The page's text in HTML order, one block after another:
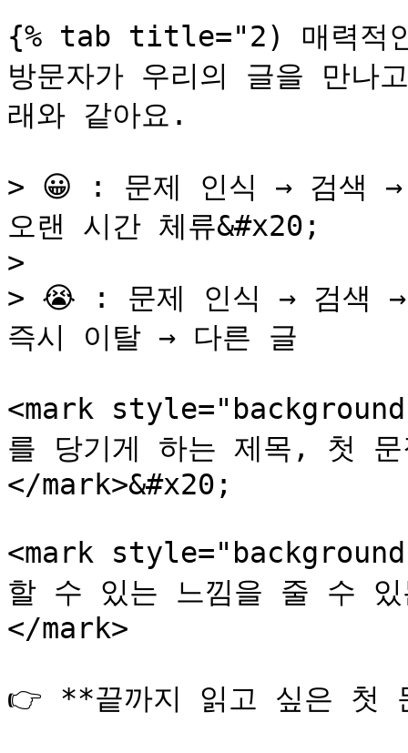
{% tab title="2) 매력적
방문자가 우리의 글을 만나
래와 같아요.
> 😀 : 문제 인식 → 검색
오랜 시간 체류&#x20;
>
> 😭 : 문제 인식 → 검색
즉시 이탈 → 다른 글
<mark
를 당기게 하는 제목, 첫
</mark>&#x20;
<mark
할 수 있는 느낌을 줄 수
</mark>
👉 **끝까지 읽고 싶은 첫